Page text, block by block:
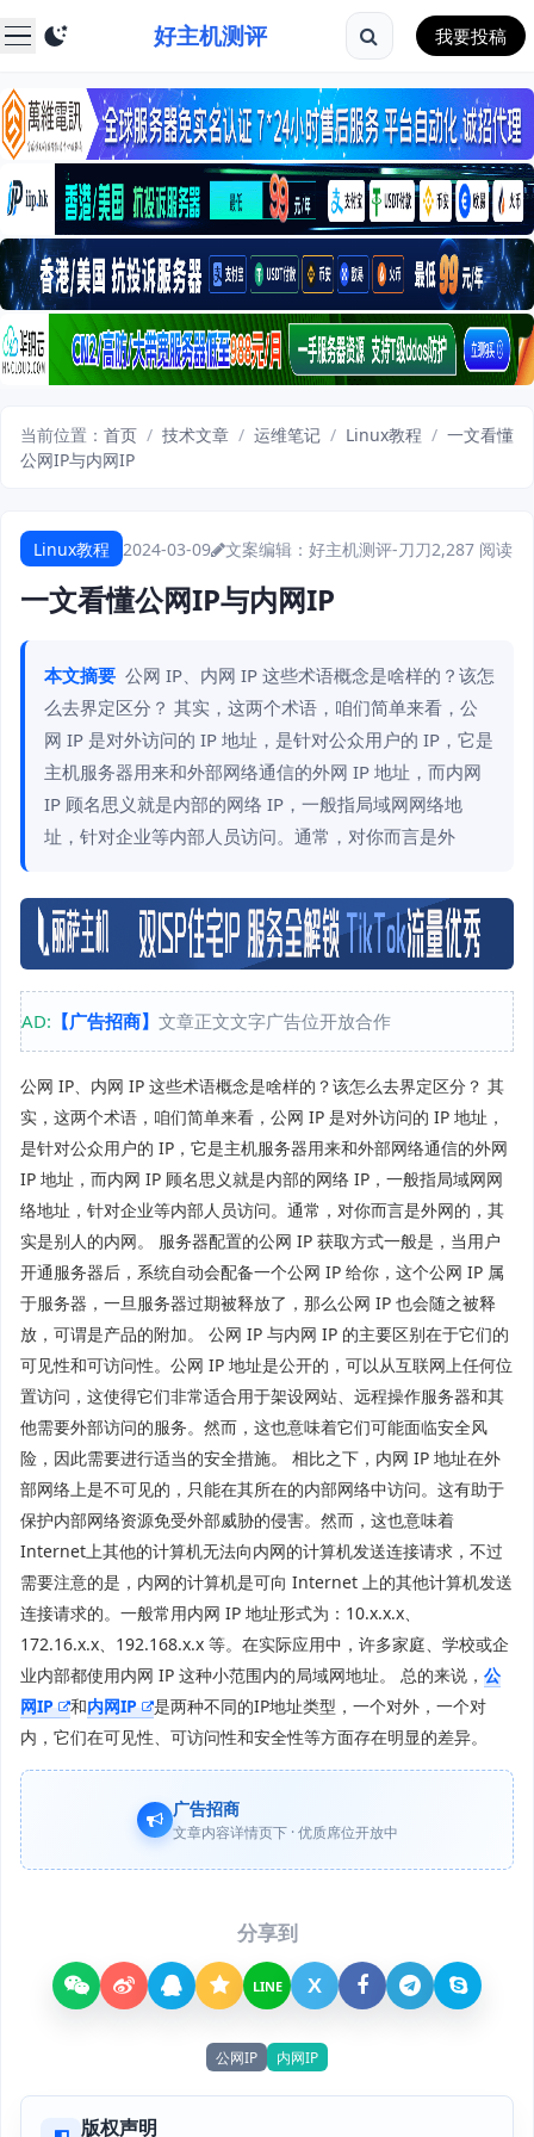
好主机测评 我要投稿
当前位置： 首页 / 技术文章 / 运维笔记 / Linux教程 / 一文看懂
公网IP与内网IP
Linux教程 2024-03-09 文案编辑：好主机测评-刀刀2,287 阅读
一文看懂公网IP与内网IP
本文摘要 公网 IP、内网 IP 这些术语概念是啥样的？该怎
么去界定区分？ 其实，这两个术语，咱们简单来看，公
网 IP 是对外访问的 IP 地址，是针对公众用户的 IP，它是
主机服务器用来和外部网络通信的外网 IP 地址，而内网
IP 顾名思义就是内部的网络 IP，一般指局域网网络地
址，针对企业等内部人员访问。通常，对你而言是外
AD: 【广告招商】 文章正文文字广告位开放合作
公网 IP、内网 IP 这些术语概念是啥样的？该怎么去界定区分？ 其
实，这两个术语，咱们简单来看，公网 IP 是对外访问的 IP 地址，
是针对公众用户的 IP，它是主机服务器用来和外部网络通信的外网
IP 地址，而内网 IP 顾名思义就是内部的网络 IP，一般指局域网网
络地址，针对企业等内部人员访问。通常，对你而言是外网的，其
实是别人的内网。 服务器配置的公网 IP 获取方式一般是，当用户
开通服务器后，系统自动会配备一个公网 IP 给你，这个公网 IP 属
于服务器，一旦服务器过期被释放了，那么公网 IP 也会随之被释
放，可谓是产品的附加。 公网 IP 与内网 IP 的主要区别在于它们的
可见性和可访问性。公网 IP 地址是公开的，可以从互联网上任何位
置访问，这使得它们非常适合用于架设网站、远程操作服务器和其
他需要外部访问的服务。然而，这也意味着它们可能面临安全风
险，因此需要进行适当的安全措施。 相比之下，内网 IP 地址在外
部网络上是不可见的，只能在其所在的内部网络中访问。这有助于
保护内部网络资源免受外部威胁的侵害。然而，这也意味着
Internet上其他的计算机无法向内网的计算机发送连接请求，不过
需要注意的是，内网的计算机是可向 Internet 上的其他计算机发送
连接请求的。一般常用内网 IP 地址形式为：10.x.x.x、
172.16.x.x、192.168.x.x 等。在实际应用中，许多家庭、学校或企
业内部都使用内网 IP 这种小范围内的局域网地址。 总的来说， 公
网IP
和内网IP
是两种不同的IP地址类型，一个对外，一个对
内，它们在可见性、可访问性和安全性等方面存在明显的差异。
广告招商
文章内容详情页下 · 优质席位开放中
分享到
LINE X
公网IP 内网IP
版权声明